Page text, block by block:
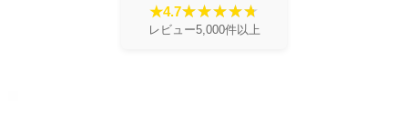
★4.7
レビュー5,000件以上